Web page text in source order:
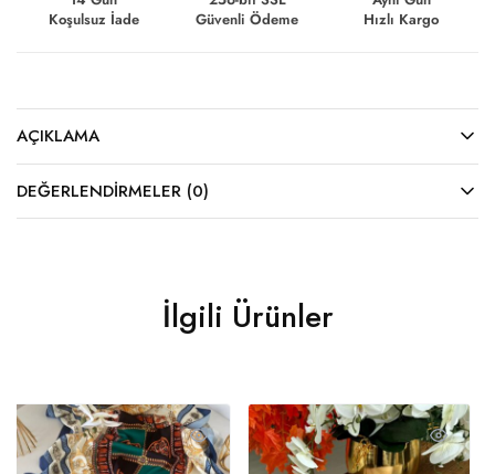
Koşulsuz İade
Güvenli Ödeme
Hızlı Kargo
AÇIKLAMA
DEĞERLENDIRMELER (0)
İlgili Ürünler